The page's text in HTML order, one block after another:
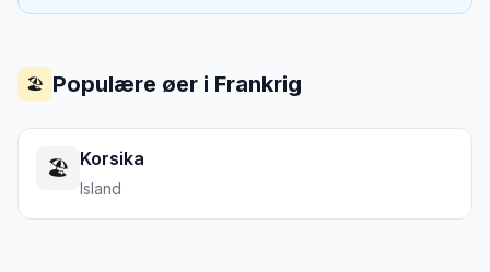
🏖️ Populære øer i Frankrig
🏖️ Korsika
Island